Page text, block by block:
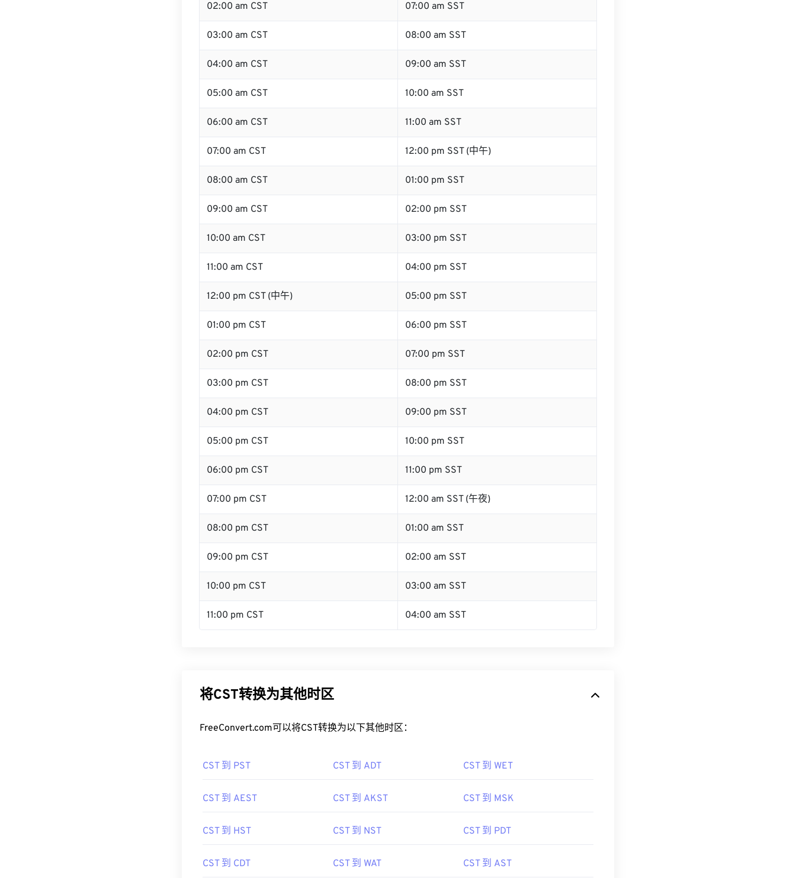
02:00 am CST 07:00 am SST
03:00 am CST 08:00 am SST
04:00 am CST 09:00 am SST
05:00 am CST 10:00 am SST
06:00 am CST 11:00 am SST
07:00 am CST 12:00 pm SST (中午)
08:00 am CST 01:00 pm SST
09:00 am CST 02:00 pm SST
10:00 am CST 03:00 pm SST
11:00 am CST 04:00 pm SST
12:00 pm CST (中午) 05:00 pm SST
01:00 pm CST 06:00 pm SST
02:00 pm CST 07:00 pm SST
03:00 pm CST 08:00 pm SST
04:00 pm CST 09:00 pm SST
05:00 pm CST 10:00 pm SST
06:00 pm CST 11:00 pm SST
07:00 pm CST 12:00 am SST (午夜)
08:00 pm CST 01:00 am SST
09:00 pm CST 02:00 am SST
10:00 pm CST 03:00 am SST
11:00 pm CST 04:00 am SST
将CST转换为其他时区
FreeConvert.com可以将CST转换为以下其他时区：
CST 到 PST CST 到 ADT CST 到 WET
CST 到 AEST CST 到 AKST CST 到 MSK
CST 到 HST CST 到 NST CST 到 PDT
CST 到 CDT CST 到 WAT CST 到 AST